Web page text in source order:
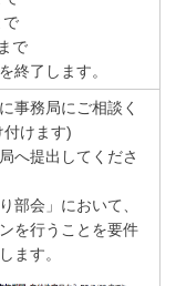
で
で
終了します。
事務局にご相談く
けます)
へ提出してくださ
部会」において、
を行うことを要件
ます。